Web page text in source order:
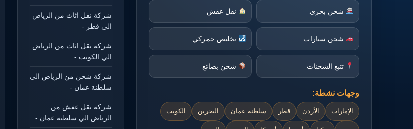
شحن بحري نقل عفش
شحن سيارات تخليص جمركي
تتبع الشحنات شحن بضائع
وجهات نشطة:
الإمارات الأردن قطر سلطنة عمان البحرين الكويت
شركة نقل اثاث من الرياض
الي قطر -
شركة نقل اثاث من الرياض
الي الكويت -
شركة شحن من الرياض الي
سلطنة عمان -
شركة نقل عفش من
الرياض الي سلطنة عمان -